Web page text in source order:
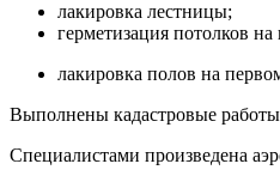
лакировка лестницы;
герметизация потолков
лакировка полов на
Выполнены кадастровые
Специалистами произведена